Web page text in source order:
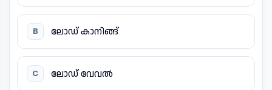
B ലോഡ് കാനിങ്ങ്
C ലോഡ് വേവൽ